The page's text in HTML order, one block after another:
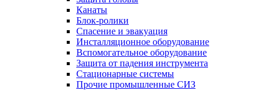
Канаты
Блок-ролики
Спасение и эвакуация
Инсталляционное оборудование
Вспомогательное оборудование
Защита от падения инструмента
Стационарные системы
Прочие промышленные СИЗ